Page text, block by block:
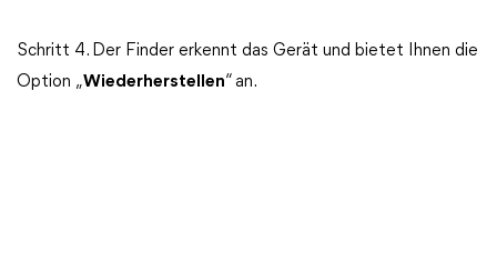
Schritt 4. Der Finder erkennt das Gerät und bietet Ihnen die
Option „Wiederherstellen“ an.